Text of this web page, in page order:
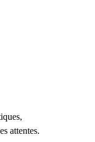
attentes.